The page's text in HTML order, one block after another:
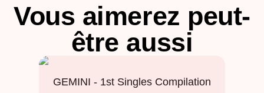
Vous aimerez peut-
être aussi
GEMINI - 1st Singles Compilation